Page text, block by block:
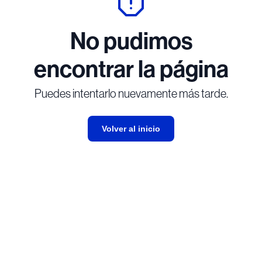
No pudimos
encontrar la página
Puedes intentarlo nuevamente más tarde.
Volver al inicio